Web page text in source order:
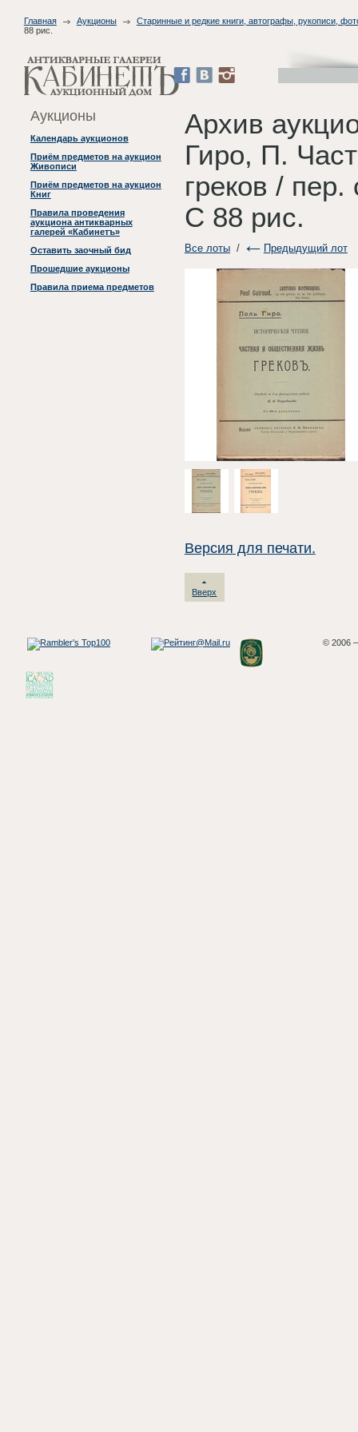
Главная Аукционы
Старинные и редкие книги, автографы, рукописи,
88 рис.
Аукционы
Календарь аукционов
Приём предметов на аукцион
Живописи
Приём предметов на аукцион
Книг
Правила проведения
аукциона антикварных
галерей «Кабинетъ»
Оставить заочный бид
Прошедшие аукционы
Правила приема предметов
Архив
Гиро, П.
греков /
С 88 рис.
Все лоты/ Предыдущий лот
Версия для печати.
Вверх
© 2006